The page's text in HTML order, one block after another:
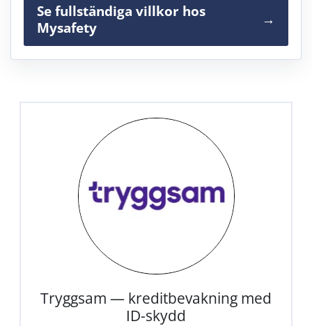
Se fullständiga villkor hos
Mysafety
→
Tryggsam — kreditbevakning med
ID-skydd